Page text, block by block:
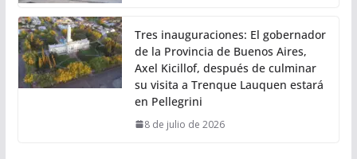
Tres inauguraciones: El gobernador
de la Provincia de Buenos Aires,
Axel Kicillof, después de culminar
su visita a Trenque Lauquen estará
en Pellegrini
8 de julio de 2026